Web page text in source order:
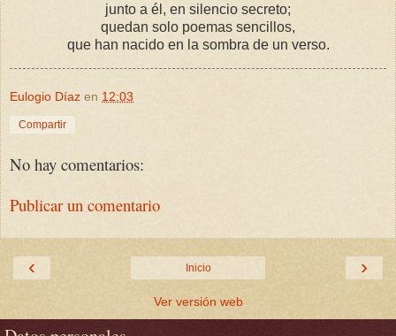
junto a él, en silencio secreto;
quedan solo poemas sencillos,
que han nacido en la sombra de un verso.
Eulogio Díaz en 12:03
Compartir
No hay comentarios:
Publicar un comentario
‹ ›
Inicio
Ver versión web